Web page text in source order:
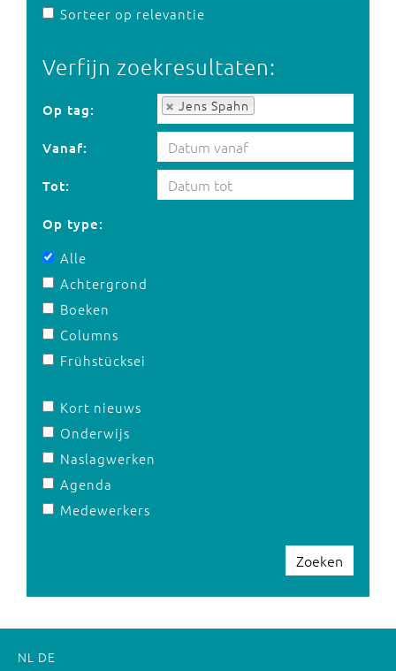
Sorteer op relevantie
Verfijn zoekresultaten:
Op tag: Jens Spahn
Op tag:
Vanaf:
Tot:
Op type:
Alle
Achtergrond
Boeken
Columns
Frühstücksei
Kort nieuws
Onderwijs
Naslagwerken
Agenda
Medewerkers
Zoeken
NL DE